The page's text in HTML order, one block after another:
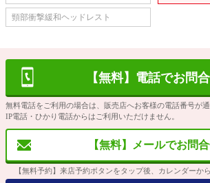
頸部衝撃緩和ヘッドレスト
【無料】電話でお問
無料電話をご利用の場合は、販売店へお客様の電話番号が通
IP電話・ひかり電話からはご利用いただけません。
【無料】メールでお問
【無料予約】来店予約ボタンをタップ後、カレンダーか